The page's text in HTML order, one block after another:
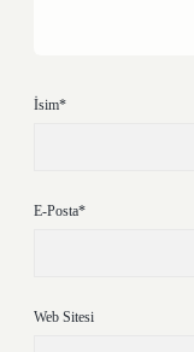
İsim*
E-Posta*
Web Sitesi